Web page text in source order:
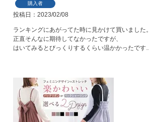
購入者
投稿日 2023/02/08
ランキングにあがってた時に見かけて買いました。
正直そんなに期待してなかったですが、